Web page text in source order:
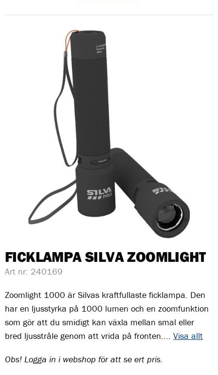
FICKLAMPA SILVA ZOOMLIGHT
Art nr: 240169
Zoomlight 1000 är Silvas kraftfullaste ficklampa. Den
har en ljusstyrka på 1000 lumen och en zoomfunktion
som gör att du smidigt kan växla mellan smal eller
bred ljusstråle genom att vrida på fronten.... Visa allt
Obs! Logga in i webshop för att se ert pris.